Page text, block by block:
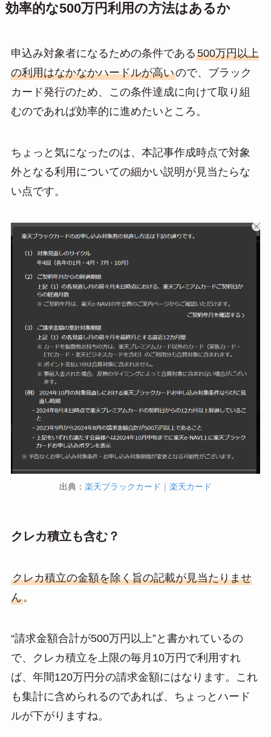
効率的な500万円利用の方法はあるか
申込み対象者になるための条件である500万円以上
の利用はなかなかハードルが高いので、ブラック
カード発行のため、この条件達成に向けて取り組
むのであれば効率的に進めたいところ。
ちょっと気になったのは、本記事作成時点で対象
外となる利用についての細かい説明が見当たらな
い点です。
出典： 楽天ブラックカード｜楽天カード
クレカ積立も含む？
クレカ積立の金額を除く旨の記載が見当たりませ
ん。
“請求金額合計が500万円以上”と書かれているの
で、クレカ積立を上限の毎月10万円で利用すれ
ば、年間120万円分の請求金額にはなります。これ
も集計に含められるのであれば、ちょっとハード
ルが下がりますね。